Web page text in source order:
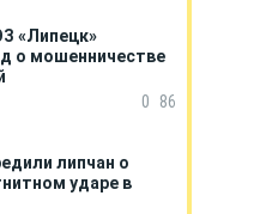
«Липецк»
о мошенничестве
0
86
липчан о
ударе в